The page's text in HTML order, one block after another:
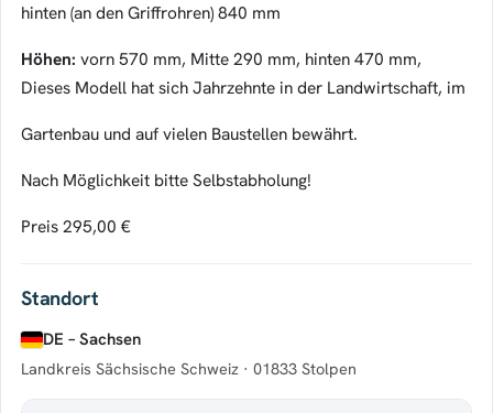
hinten (an den Griffrohren) 840 mm
Höhen: vorn 570 mm, Mitte 290 mm, hinten 470 mm,
Dieses Modell hat sich Jahrzehnte in der Landwirtschaft, im
Gartenbau und auf vielen Baustellen bewährt.
Nach Möglichkeit bitte Selbstabholung!
Preis 295,00 €
Standort
DE – Sachsen
Landkreis Sächsische Schweiz · 01833 Stolpen